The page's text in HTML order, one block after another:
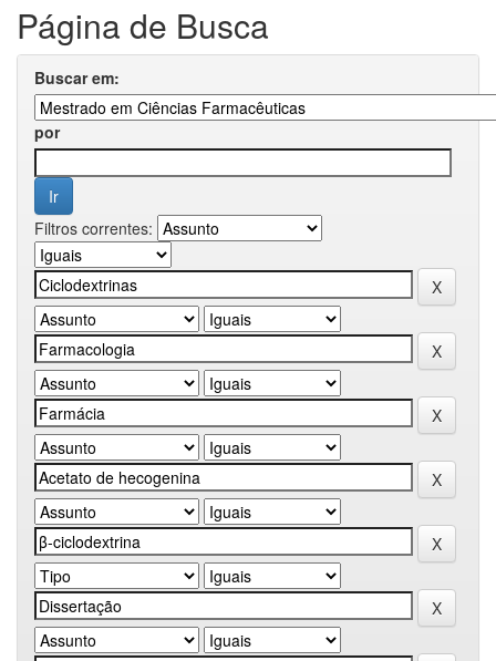
Página de Busca
Buscar em:
por
Filtros correntes: